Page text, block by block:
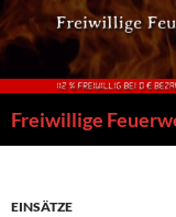
Zum
Inhalt
springen
Freiwillige
EINSÄTZE